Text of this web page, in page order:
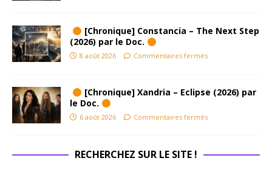
[Chronique] Constancia – The Next Step
(2026) par le Doc.
8 août 2026 Commentaires fermés
[Chronique] Xandria – Eclipse (2026) par
le Doc.
6 août 2026 Commentaires fermés
RECHERCHEZ SUR LE SITE !